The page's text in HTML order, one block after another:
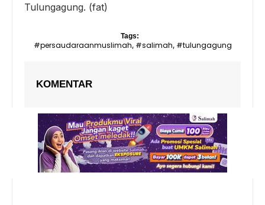
Tulungagung. (fat)
Tags:
#persaudaraanmuslimah, #salimah, #tulungagung
KOMENTAR